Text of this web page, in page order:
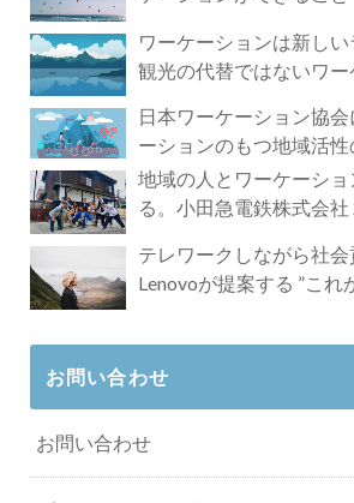
ワーケーションは新しい
観光の代替ではないワー
日本ワーケーション協
ーションのもつ地域活性
地域の人とワーケーショ
る。小田急電鉄株式会社
テレワークしながら社会
Lenovoが提案する ”これ
お問い合わせ
お問い合わせ